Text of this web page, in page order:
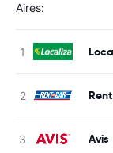
Aires:
Avis